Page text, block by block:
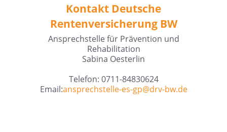
Kontakt Deutsche
Rentenversicherung BW
Ansprechstelle für Prävention und
Rehabilitation
Sabina Oesterlin
Telefon: 0711-84830624
Email:ansprechstelle-es-gp@drv-bw.de